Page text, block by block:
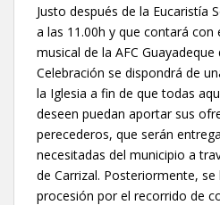
Justo después de la Eucaristía
a las 11.00h y que contará
musical de la AFC
Celebración se dispondrá de
la Iglesia a fin de que todas
deseen puedan aportar sus
perecederos, que serán
necesitadas del municipio a
de Carrizal. Posteriormente, se
procesión por el recorrido de